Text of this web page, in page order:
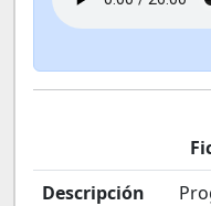
Descripción